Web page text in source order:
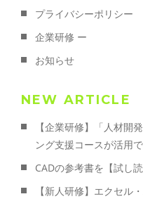
プライバシーポリシー
企業研修 ー
お知らせ
NEW ARTICLE
【企業研修】「人材開
ング支援コースが活用
CADの参考書を【試し
【新人研修】エクセル